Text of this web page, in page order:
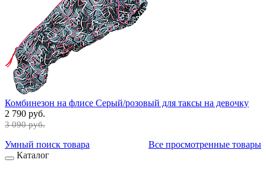
Комбинезон на флисе Серый/розовый для таксы на девочку
2 790 руб.
3 090 руб.
Все просмотренные товары
Умный поиск товара
Каталог